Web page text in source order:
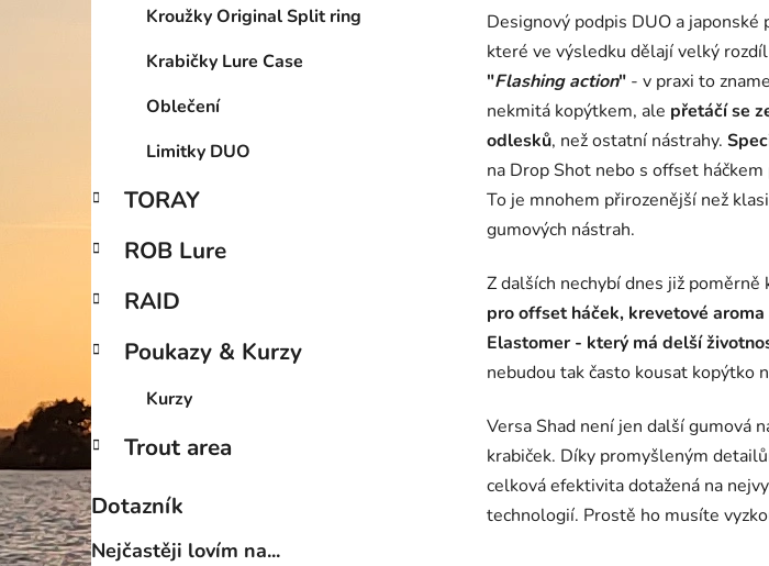
Kroužky Original Split ring
Krabičky Lure Case
Oblečení
Limitky DUO
TORAY
ROB Lure
RAID
Poukazy & Kurzy
Kurzy
Trout area
Dotazník
Nejčastěji lovím na...
Designový podpis DUO a
které ve výsledku dělají velký
"Flashing action" - v praxi to
nekmitá kopýtkem, ale přetáčí se
odlesků, než ostatní nástrahy.
na Drop Shot nebo s offset háčkem
To je mnohem přirozenější než
gumových nástrah.
Z dalších nechybí dnes již poměrně
pro offset háček, krevetové
Elastomer - který má delší
nebudou tak často kousat kopýtko
Versa Shad není jen další gumová
krabiček. Díky promyšleným
celková efektivita dotažená na
technologií. Prostě ho musíte